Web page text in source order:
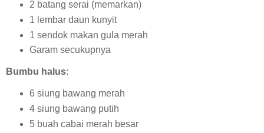
2 batang serai (memarkan)
1 lembar daun kunyit
1 sendok makan gula merah
Garam secukupnya
Bumbu halus:
6 siung bawang merah
4 siung bawang putih
5 buah cabai merah besar